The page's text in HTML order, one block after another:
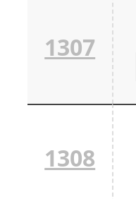
1307
1308